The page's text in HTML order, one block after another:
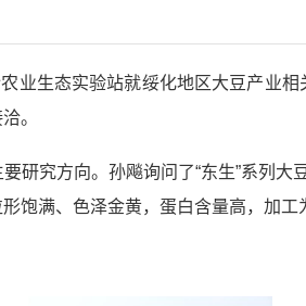
业生态实验站就绥化地区大豆产业
。
研究方向。孙飚询问了“东生”系列
饱满、色泽金黄，蛋白含量高，加工